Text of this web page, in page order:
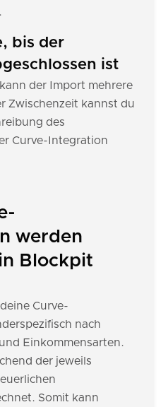
bis der
ist
der Import mehrere
Zwischenzeit kannst du
des
Curve-Integration
werden
Blockpit
Curve-
nach
Einkommensarten.
der jeweils
Somit kann